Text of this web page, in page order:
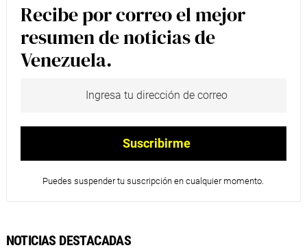
Recibe por correo el mejor
resumen de noticias de
Venezuela.
Puedes suspender tu suscripción en cualquier momento.
NOTICIAS DESTACADAS